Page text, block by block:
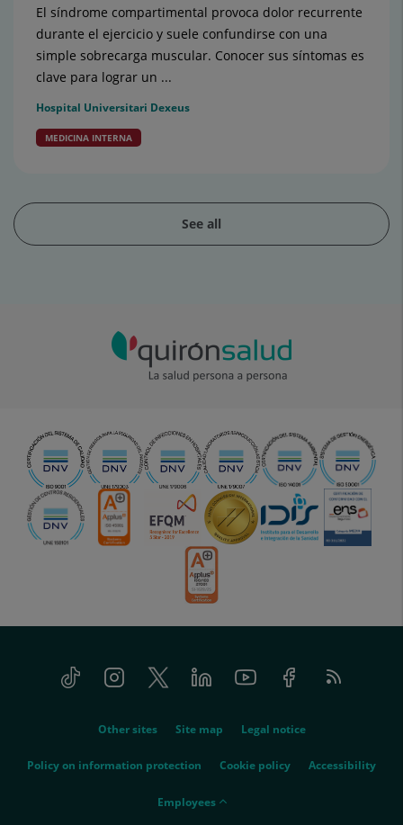
El síndrome compartimental provoca dolor recurrente
durante el ejercicio y suele confundirse con una
simple sobrecarga muscular. Conocer sus síntomas es
clave para lograr un ...
Hospital Universitari Dexeus
MEDICINA INTERNA
See all
Tiktok InstagramTwitter LinkedinYoutube FacebookFeed
RSS
Other sites Site map Legal notice
Policy on information protection Cookie policy Accessibility
empleados
Employees